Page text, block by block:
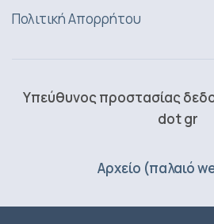
Πολιτική Απορρήτου
Υπεύθυνος προστασίας
dot gr
Αρχείο (παλαιό